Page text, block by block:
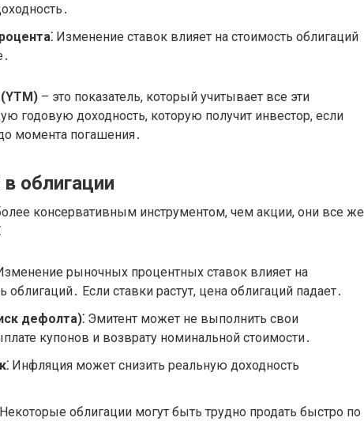
Изменение ставок влияет на стоимость облигаций
– это показатель, который учитывает все эти
годовую доходность, которую получит инвестор, если
момента погашения․
облигации
консервативным инструментом, чем акции, они все же
рыночных процентных ставок влияет на
Если ставки растут, цена облигаций падает․
дефолта)⁚ Эмитент может не выполнить свои
купонов и возврату номинальной стоимости․
Инфляция может снизить реальную доходность
Некоторые облигации могут быть трудно продать быстро по